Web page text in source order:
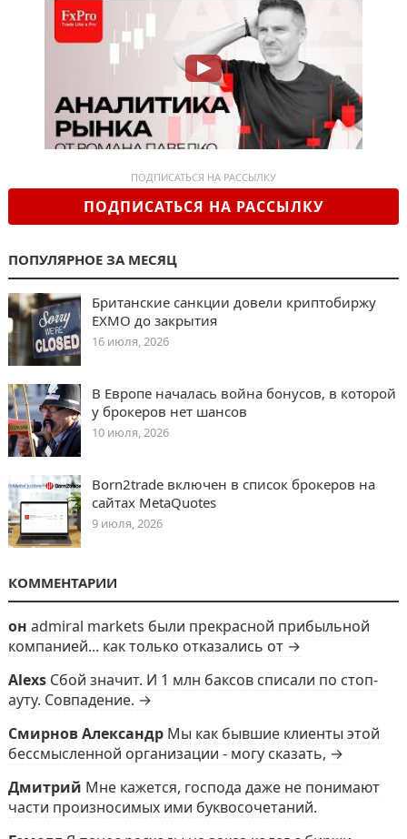
ПОДПИСАТЬСЯ НА РАССЫЛКУ
ПОДПИСАТЬСЯ НА РАССЫЛКУ
ПОПУЛЯРНОЕ ЗА МЕСЯЦ
Британские санкции довели криптобиржу
EXMO до закрытия
16 июля, 2026
В Европе началась война бонусов, в которой
у брокеров нет шансов
10 июля, 2026
Born2trade включен в список брокеров на
сайтах MetaQuotes
9 июля, 2026
КОММЕНТАРИИ
он admiral markets были прекрасной прибыльной
компанией... как только отказались от →
Alexs Сбой значит. И 1 млн баксов списали по стоп-
ауту. Совпадение. →
Смирнов Александр Мы как бывшие клиенты этой
бессмысленной организации - могу сказать, →
Дмитрий Мне кажется, господа даже не понимают
части произносимых ими буквосочетаний.